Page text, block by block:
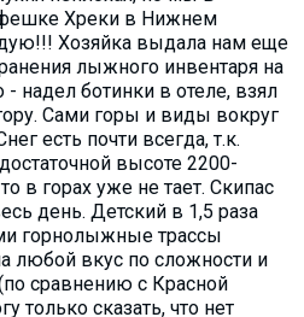
Хреки в Нижнем
Хозяйка выдала нам еще
лыжного инвентаря на
надел ботинки в отеле, взял
Сами горы и виды вокруг
есть почти всегда, т.к.
высоте 2200-
в горах уже не тает. Скипас
день. Детский в 1,5 раза
горнолыжные трассы
любой вкус по сложности и
сравнению с Красной
только сказать, что нет